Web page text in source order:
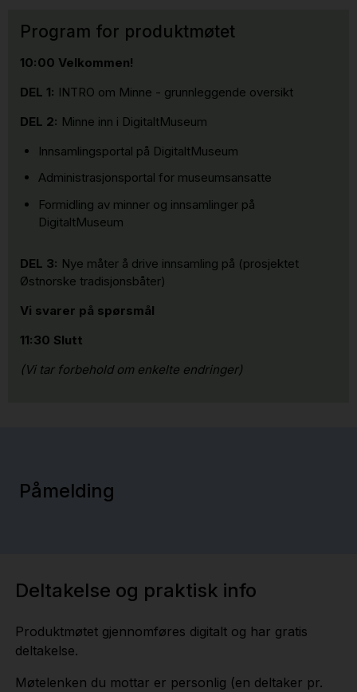
Program for produktmøtet
10:00 Velkommen!
DEL 1: INTRO om Minne - grunnleggende oversikt
DEL 2: Minne inn i DigitaltMuseum
Innsamlingsportal på DigitaltMuseum
Administrasjonsportal for museumsansatte
Formidling av minner og innsamlinger på
DigitaltMuseum
DEL 3: Nye måter å drive innsamling på (prosjektet
Østnorske tradisjonsbåter)
Vi svarer på spørsmål
11:30 Slutt
(Vi tar forbehold om enkelte endringer)
Påmelding
Deltakelse og praktisk info
Produktmøtet gjennomføres digitalt og har gratis
deltakelse.
Møtelenken du mottar er personlig (en deltaker pr.